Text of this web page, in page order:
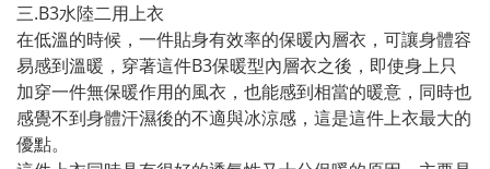
三.B3水陸二用上衣
在低溫的時候，一件貼身有效率的保暖內層衣，可讓身體容
易感到溫暖，穿著這件B3保暖型內層衣之後，即使身上只
加穿一件無保暖作用的風衣，也能感到相當的暖意，同時也
感覺不到身體汗濕後的不適與冰涼感，這是這件上衣最大的
優點。